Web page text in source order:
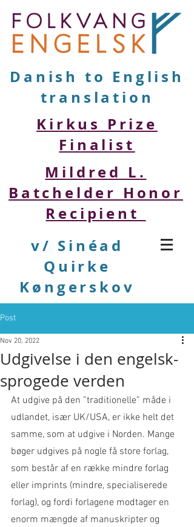
Danish to English
translation
Kirkus Prize
Finalist
Mildred L.
Batchelder Honor
Recipient
v/ Sinéad
Quirke
Køngerskov
Post
Udgivelse i den engelsk-
sprogede verden
Nov 20, 2022
At udgive på den ”traditionelle” måde i
udlandet, især UK/USA, er ikke helt det
samme, som at udgive i Norden. Mange
bøger udgives på nogle få store forlag,
som består af en række mindre forlag
eller imprints (mindre, specialiserede
forlag), og fordi forlagene modtager en
enorm mængde af manuskripter og